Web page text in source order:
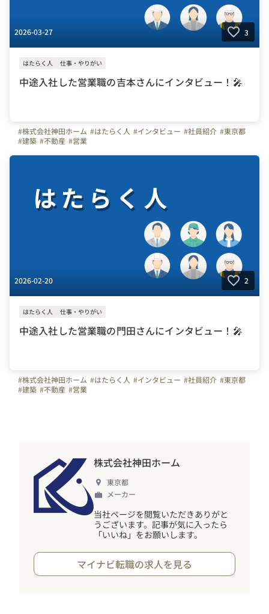
2026-03-27 3
はたらく人 仕事・やりがい
中途入社した営業職の吉本さんにインタビュー！🎤
#株式会社神田ホーム #はたらく人 #インタビュー #社員紹介 #東京都
#建築 #不動産 #営業
2026-02-20 2
はたらく人 仕事・やりがい
中途入社した営業職の門田さんにインタビュー！🎤
#株式会社神田ホーム #はたらく人 #インタビュー #社員紹介 #東京都
#建築 #不動産 #営業
株式会社神田ホーム
東京都
メーカー
当社ページを閲覧いただきありがと
うございます。記事が気に入ったら
「いいね」をお願いします。
マイナビ転職の求人を見る